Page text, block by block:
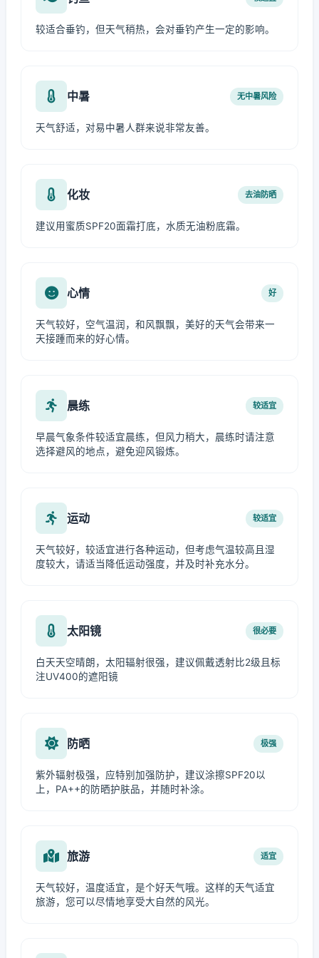
较适合垂钓，但天气稍热，会对垂钓产生一定的影响。
中暑 无中暑风险
天气舒适，对易中暑人群来说非常友善。
化妆 去油防晒
建议用蜜质SPF20面霜打底，水质无油粉底霜。
心情 好
天气较好，空气温润，和风飘飘，美好的天气会带来一
天接踵而来的好心情。
晨练 较适宜
早晨气象条件较适宜晨练，但风力稍大，晨练时请注意
选择避风的地点，避免迎风锻炼。
运动 较适宜
天气较好，较适宜进行各种运动，但考虑气温较高且湿
度较大，请适当降低运动强度，并及时补充水分。
太阳镜 很必要
白天天空晴朗，太阳辐射很强，建议佩戴透射比2级且标
注UV400的遮阳镜
防晒 极强
紫外辐射极强，应特别加强防护，建议涂擦SPF20以
上，PA++的防晒护肤品，并随时补涂。
旅游 适宜
天气较好，温度适宜，是个好天气哦。这样的天气适宜
旅游，您可以尽情地享受大自然的风光。